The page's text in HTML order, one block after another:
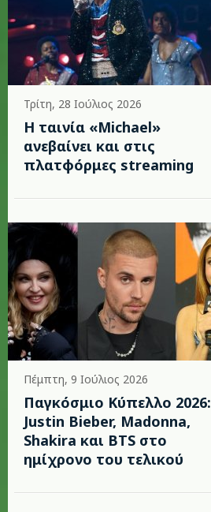
Τρίτη, 28 Ιούλιος 2026
Η ταινία «Michael»
ανεβαίνει και στις
πλατφόρμες streaming
Πέμπτη, 9 Ιούλιος 2026
Παγκόσμιο Κύπελλο 2026:
Justin Bieber, Madonna,
Shakira και BTS στο
ημίχρονο του τελικού